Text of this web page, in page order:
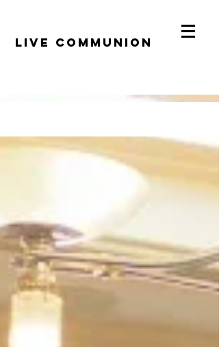
​LiVE COMMUNION